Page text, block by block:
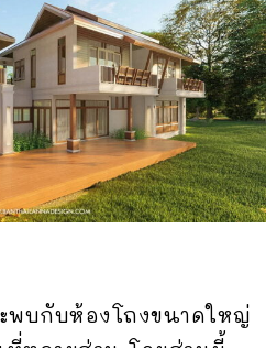
ะพบกับห้องโถงขนาดใหญ่